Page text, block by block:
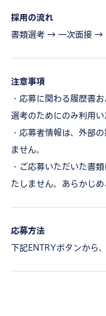
採用の流れ
書類選考 → 一次面接 →
注意事項
・応募に関わる履歴書
選考のためにのみ利用い
・応募者情報は、外部
ません。
・ご応募いただいた書
たしません。あらかじめ
応募方法
下記ENTRYボタンから